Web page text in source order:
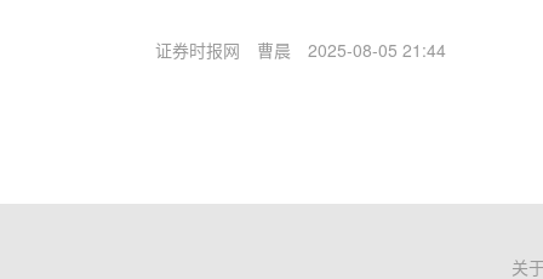
证券时报网 曹晨 2025-08-05 21:44
关